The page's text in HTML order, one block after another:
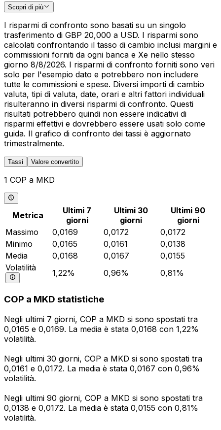
Scopri di più
I risparmi di confronto sono basati su un singolo
trasferimento di GBP 20,000 a USD. I risparmi sono
calcolati confrontando il tasso di cambio inclusi margini e
commissioni forniti da ogni banca e Xe nello stesso
giorno 8/8/2026. I risparmi di confronto forniti sono veri
solo per l'esempio dato e potrebbero non includere
tutte le commissioni e spese. Diversi importi di cambio
valuta, tipi di valuta, date, orari e altri fattori individuali
risulteranno in diversi risparmi di confronto. Questi
risultati potrebbero quindi non essere indicativi di
risparmi effettivi e dovrebbero essere usati solo come
guida. Il grafico di confronto dei tassi è aggiornato
trimestralmente.
Tassi Valore convertito
1 COP a MKD
Metrica
Ultimi 7
giorni
Ultimi 30
giorni
Ultimi 90
giorni
Massimo
0,0169 0,0172
0,0172
Minimo
0,0165 0,0161
0,0138
Media
0,0168 0,0167
0,0155
Volatilità
1,22% 0,96% 0,81%
COP a MKD statistiche
Negli ultimi 7 giorni, COP a MKD si sono spostati tra
0,0165 e 0,0169. La media è stata 0,0168 con 1,22%
volatilità.
Negli ultimi 30 giorni, COP a MKD si sono spostati tra
0,0161 e 0,0172. La media è stata 0,0167 con 0,96%
volatilità.
Negli ultimi 90 giorni, COP a MKD si sono spostati tra
0,0138 e 0,0172. La media è stata 0,0155 con 0,81%
volatilità.